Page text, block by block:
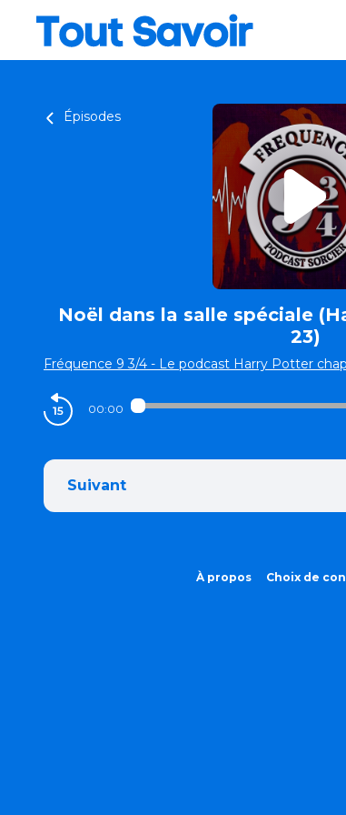
Épisodes
Noël dans la salle spéciale
23)
Fréquence 9 3/4 - Le podcast Harry Potter
00:00
Suivant
À propos Choix de